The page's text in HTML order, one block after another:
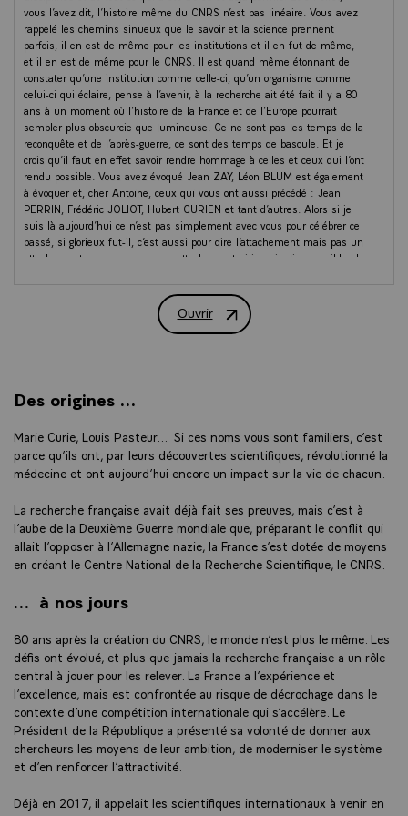
Ouvrir
Discours du Président de la
Des origines …
Marie Curie, Louis Pasteur… Si ces noms vous sont familiers, c’est
parce qu’ils ont, par leurs découvertes scientifiques, révolutionné la
médecine et ont aujourd’hui encore un impact sur la vie de chacun.
La recherche française avait déjà fait ses preuves, mais c’est à
l’aube de la Deuxième Guerre mondiale que, préparant le conflit qui
allait l’opposer à l’Allemagne nazie, la France s’est dotée de moyens
en créant le Centre National de la Recherche Scientifique, le CNRS.
… à nos jours
80 ans après la création du CNRS, le monde n’est plus le même. Les
défis ont évolué, et plus que jamais la recherche française a un rôle
central à jouer pour les relever. La France a l’expérience et
l’excellence, mais est confrontée au risque de décrochage dans le
contexte d’une compétition internationale qui s’accélère. Le
Président de la République a présenté sa volonté de donner aux
chercheurs les moyens de leur ambition, de moderniser le système
et d’en renforcer l’attractivité.
Déjà en 2017, il appelait les scientifiques internationaux à venir en